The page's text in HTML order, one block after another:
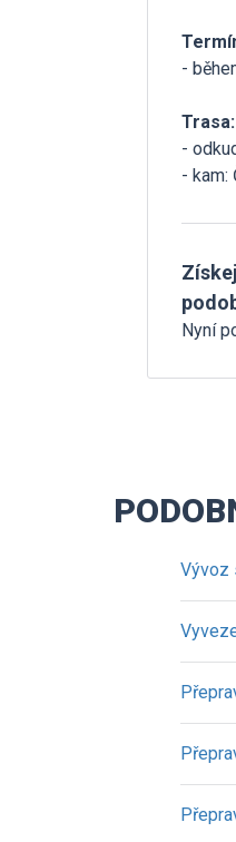
-
Trasa:
-
- kam:
Nyní
Vývoz